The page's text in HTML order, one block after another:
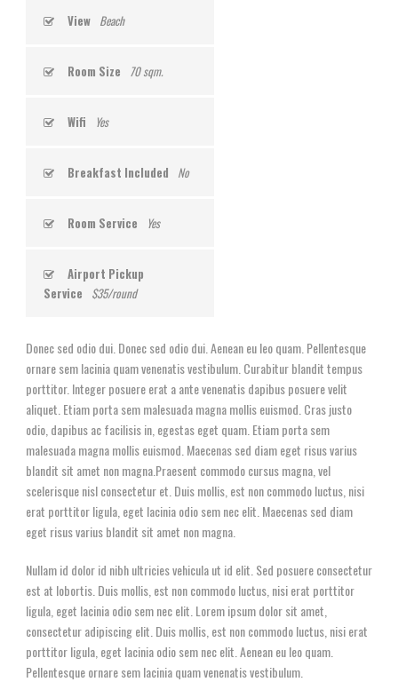
View Beach
Room Size 70 sqm.
Wifi Yes
Breakfast Included No
Room Service Yes
Airport Pickup
Service $35/round
Donec sed odio dui. Donec sed odio dui. Aenean eu leo quam. Pellentesque
ornare sem lacinia quam venenatis vestibulum. Curabitur blandit tempus
porttitor. Integer posuere erat a ante venenatis dapibus posuere velit
aliquet. Etiam porta sem malesuada magna mollis euismod. Cras justo
odio, dapibus ac facilisis in, egestas eget quam. Etiam porta sem
malesuada magna mollis euismod. Maecenas sed diam eget risus varius
blandit sit amet non magna.Praesent commodo cursus magna, vel
scelerisque nisl consectetur et. Duis mollis, est non commodo luctus, nisi
erat porttitor ligula, eget lacinia odio sem nec elit. Maecenas sed diam
eget risus varius blandit sit amet non magna.
Nullam id dolor id nibh ultricies vehicula ut id elit. Sed posuere consectetur
est at lobortis. Duis mollis, est non commodo luctus, nisi erat porttitor
ligula, eget lacinia odio sem nec elit. Lorem ipsum dolor sit amet,
consectetur adipiscing elit. Duis mollis, est non commodo luctus, nisi erat
porttitor ligula, eget lacinia odio sem nec elit. Aenean eu leo quam.
Pellentesque ornare sem lacinia quam venenatis vestibulum.